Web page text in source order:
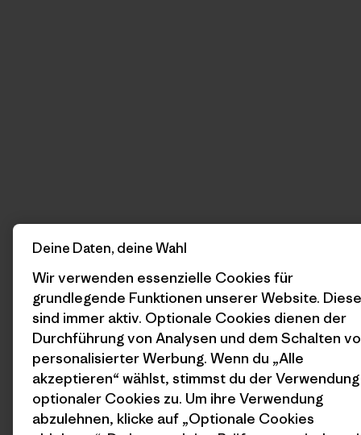
Deine Daten, deine Wahl
Wir verwenden essenzielle Cookies für
grundlegende Funktionen unserer Website. Diese
sind immer aktiv. Optionale Cookies dienen der
Durchführung von Analysen und dem Schalten
personalisierter Werbung. Wenn du „Alle
akzeptieren“ wählst, stimmst du der Verwendung
optionaler Cookies zu. Um ihre Verwendung
abzulehnen, klicke auf „Optionale Cookies